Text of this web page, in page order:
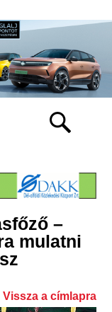
–
mulatni
Vissza a címlapra